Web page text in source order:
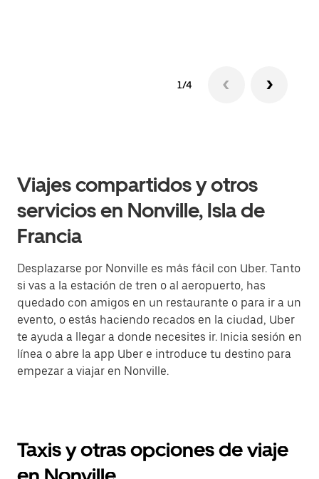
1/4
Viajes compartidos y otros
servicios en Nonville, Isla de
Francia
Desplazarse por Nonville es más fácil con Uber. Tanto
si vas a la estación de tren o al aeropuerto, has
quedado con amigos en un restaurante o para ir a un
evento, o estás haciendo recados en la ciudad, Uber
te ayuda a llegar a donde necesites ir. Inicia sesión en
línea o abre la app Uber e introduce tu destino para
empezar a viajar en Nonville.
Taxis y otras opciones de viaje